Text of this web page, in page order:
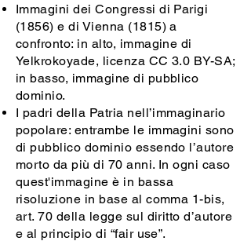
Immagini dei Congressi di Parigi
(1856) e di Vienna (1815) a
confronto: in alto, immagine di
Yelkrokoyade, licenza CC 3.0 BY-SA;
in basso, immagine di pubblico
dominio.
I padri della Patria nell’immaginario
popolare: entrambe le immagini sono
di pubblico dominio essendo l’autore
morto da più di 70 anni. In ogni caso
quest'immagine è in bassa
risoluzione in base al comma 1-bis,
art. 70 della legge sul diritto d’autore
e al principio di “fair use”.